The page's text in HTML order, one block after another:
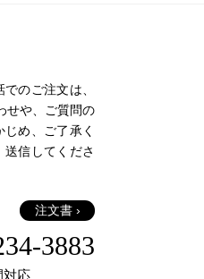
のご注文は、
せや、ご質問の
め、ご了承く
信してくださ
注文書 ›
3883
対応